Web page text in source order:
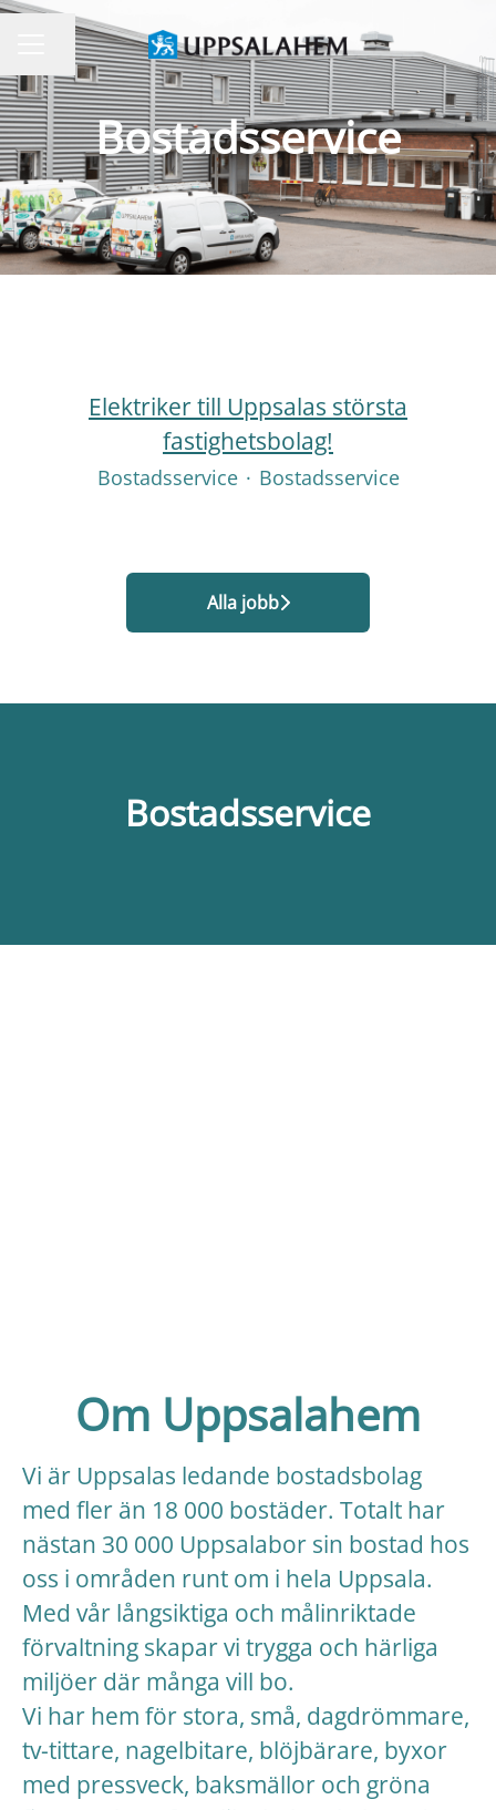
KARRIÄRMENY
Dela sidan
Bostadsservice
Elektriker till Uppsalas största
fastighetsbolag!
Bostadsservice · Bostadsservice
Alla jobb
Bostadsservice
Om Uppsalahem
Vi är Uppsalas ledande bostadsbolag
med fler än 18 000 bostäder. Totalt har
nästan 30 000 Uppsalabor sin bostad hos
oss i områden runt om i hela Uppsala.
Med vår långsiktiga och målinriktade
förvaltning skapar vi trygga och härliga
miljöer där många vill bo.
Vi har hem för stora, små, dagdrömmare,
tv-tittare, nagelbitare, blöjbärare, byxor
med pressveck, baksmällor och gröna